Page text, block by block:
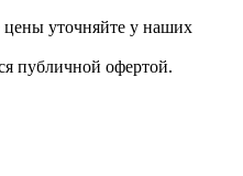
уточняйте у наших
публичной офертой.